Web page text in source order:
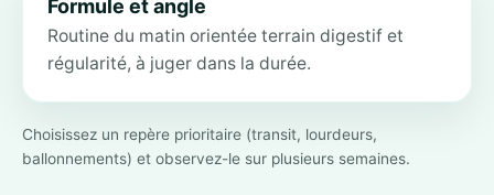
Formule et angle
Routine du matin orientée terrain digestif et
régularité, à juger dans la durée.
Choisissez un repère prioritaire (transit, lourdeurs,
ballonnements) et observez-le sur plusieurs semaines.